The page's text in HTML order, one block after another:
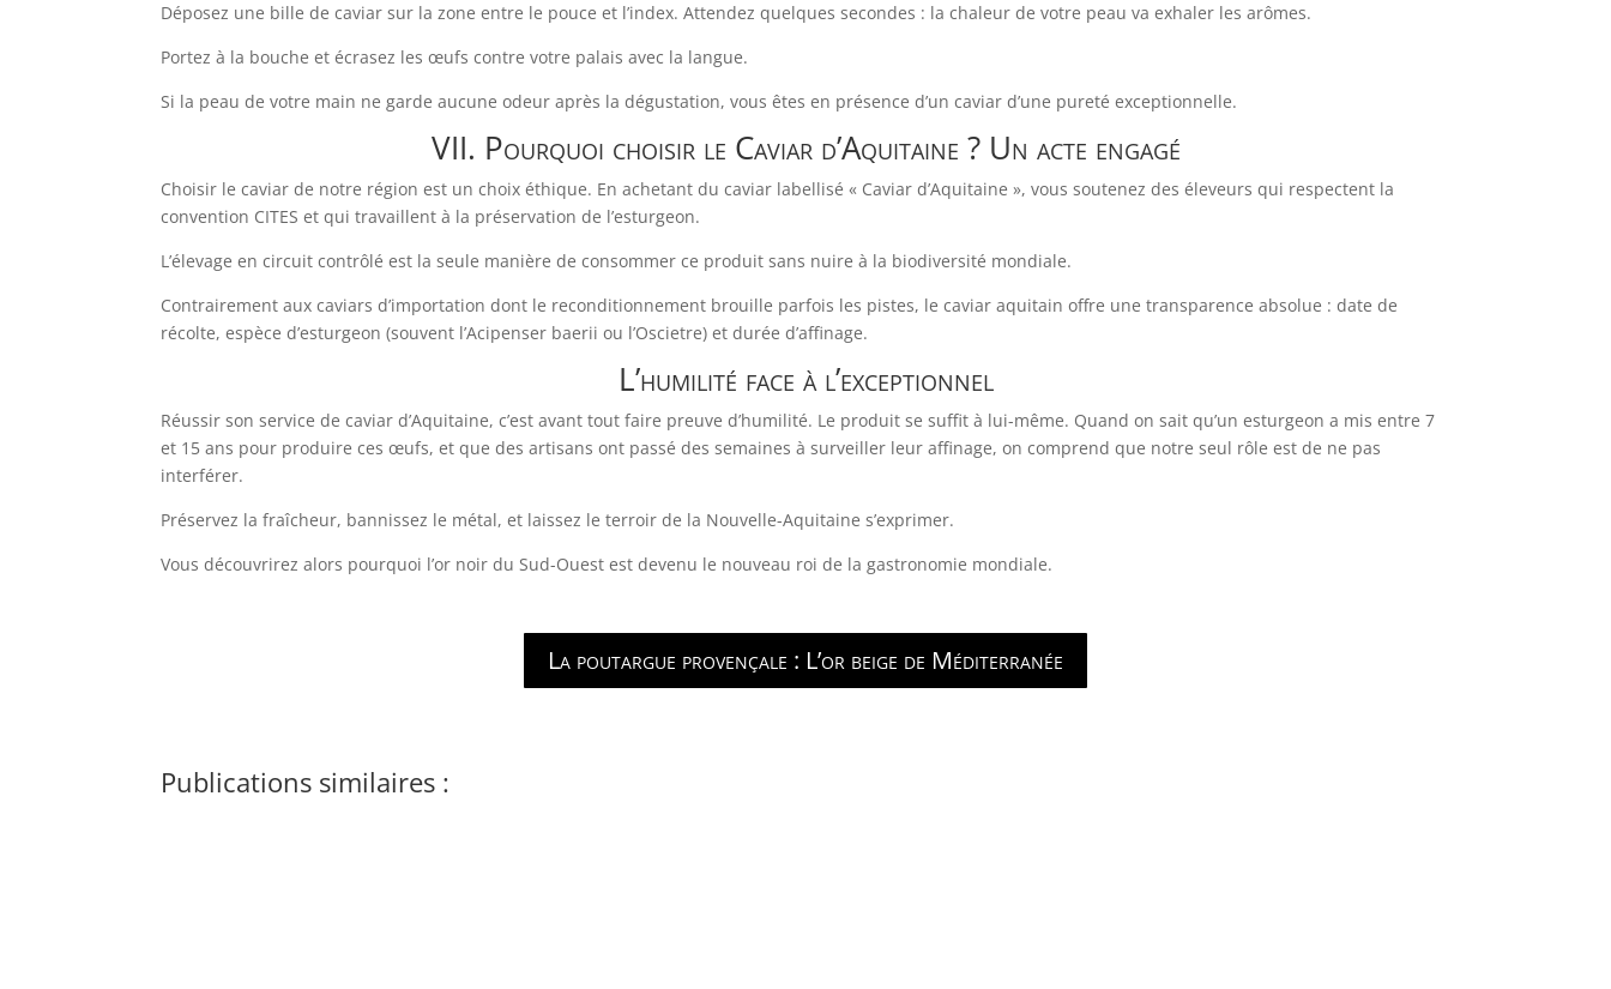
Déposez une bille de caviar sur la zone entre le pouce et l’index. Attendez quelques secondes : la chaleur de votre peau va exhaler les arômes.
Portez à la bouche et écrasez les œufs contre votre palais avec la langue.
Si la peau de votre main ne garde aucune odeur après la dégustation, vous êtes en présence d’un caviar d’une pureté exceptionnelle.
VII. Pourquoi choisir le Caviar d’Aquitaine ? Un acte engagé
Choisir le caviar de notre région est un choix éthique. En achetant du caviar labellisé « Caviar d’Aquitaine », vous soutenez des éleveurs qui respectent la
convention CITES et qui travaillent à la préservation de l’esturgeon.
L’élevage en circuit contrôlé est la seule manière de consommer ce produit sans nuire à la biodiversité mondiale.
Contrairement aux caviars d’importation dont le reconditionnement brouille parfois les pistes, le caviar aquitain offre une transparence absolue : date de
récolte, espèce d’esturgeon (souvent l’Acipenser baerii ou l’Oscietre) et durée d’affinage.
L’humilité face à l’exceptionnel
Réussir son service de caviar d’Aquitaine, c’est avant tout faire preuve d’humilité. Le produit se suffit à lui-même. Quand on sait qu’un esturgeon a mis entre 7
et 15 ans pour produire ces œufs, et que des artisans ont passé des semaines à surveiller leur affinage, on comprend que notre seul rôle est de ne pas
interférer.
Préservez la fraîcheur, bannissez le métal, et laissez le terroir de la Nouvelle-Aquitaine s’exprimer.
Vous découvrirez alors pourquoi l’or noir du Sud-Ouest est devenu le nouveau roi de la gastronomie mondiale.
La poutargue provençale : L’or beige de Méditerranée
Publications similaires :